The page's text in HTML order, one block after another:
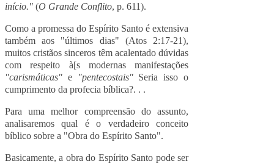
início." (O Grande Conflito, p. 611).
Como a promessa do Espírito Santo é extensiva
também aos "últimos dias" (Atos 2:17-21),
muitos cristãos sinceros têm acalentado dúvidas
com respeito à[s modernas manifestações
"carismáticas" e "pentecostais"Seria isso o
cumprimento da profecia bíblica?. . .
Para uma melhor compreensão do assunto,
analisaremos qual é o verdadeiro conceito
bíblico sobre a "Obra do Espírito Santo".
Basicamente, a obra do Espírito Santo pode ser